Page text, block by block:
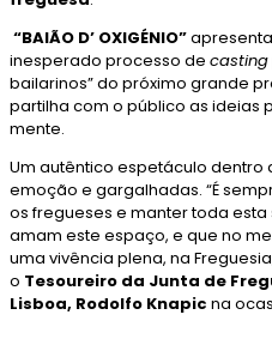
“BAIÃO D’ OXIGÉNIO”
inesperado processo de casting
bailarinos” do próximo grande
partilha com o público as ideias
mente.
Um autêntico espetáculo dentro
emoção e gargalhadas. “É
os fregueses e manter toda
amam este espaço, e que no
uma vivência plena, na
o Tesoureiro da Junta de
Lisboa, Rodolfo Knapic na